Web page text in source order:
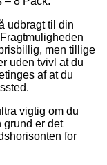
udbragt til din
men tillige
uden tvivl at du
af at du
vigtig om du
grund er det
for